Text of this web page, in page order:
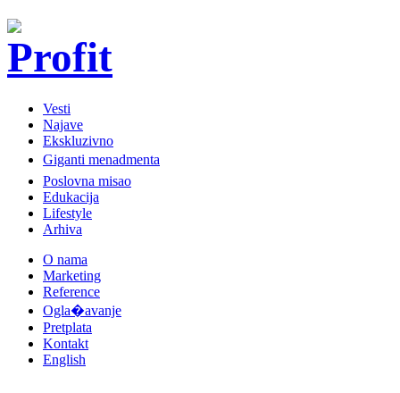
Vesti
Najave
Ekskluzivno
Giganti menadmenta
Poslovna misao
Edukacija
Lifestyle
Arhiva
O nama
Marketing
Reference
Ogla�avanje
Pretplata
Kontakt
English